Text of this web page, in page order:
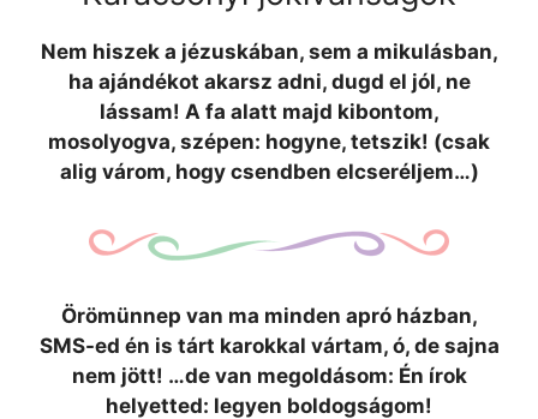
Nem hiszek a jézuskában, sem a mikulásban,
ha ajándékot akarsz adni, dugd el jól, ne
lássam! A fa alatt majd kibontom,
mosolyogva, szépen: hogyne, tetszik! (csak
alig várom, hogy csendben elcseréljem…)
Örömünnep van ma minden apró házban,
SMS-ed én is tárt karokkal vártam, ó, de sajna
nem jött! …de van megoldásom: Én írok
helyetted: legyen boldogságom!